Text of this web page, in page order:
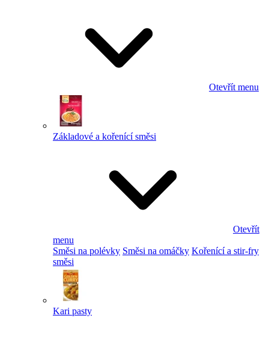
Otevřít menu
Základové a kořenící směsi
Otevřít
menu
Směsi na polévky Směsi na omáčky Kořenící a stir-fry
směsi
Kari pasty